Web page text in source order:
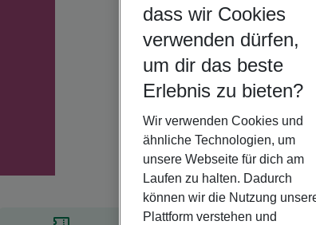
dass wir Cookies
verwenden dürfen,
um dir das beste
Erlebnis zu bieten?
Wir verwenden Cookies und
ähnliche Technologien, um
unsere Webseite für dich am
Laufen zu halten. Dadurch
können wir die Nutzung
Plattform verstehen und